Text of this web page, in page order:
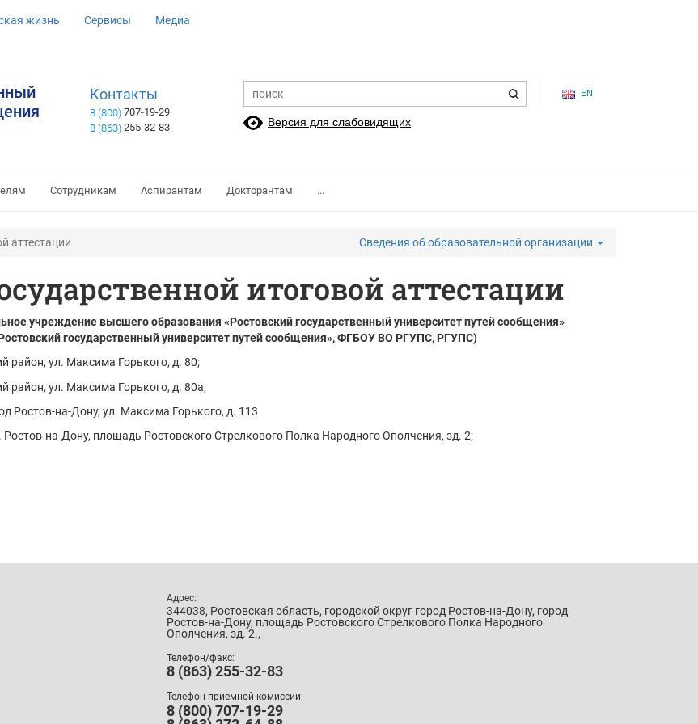
жизнь Сервисы Медиа
EN
Контакты
8 (800) 707-19-29
8 (863) 255-32-83 Версия для слабовидящих
Сотрудникам Аспирантам Докторантам ...
аттестации Сведения об образовательной организации
итоговой аттестации
учреждение высшего образования «Ростовский государственный университет путей сообщения»
государственный университет путей сообщения», ФГБОУ ВО РГУПС, РГУПС)
район, ул. Максима Горького, д. 80;
район, ул. Максима Горького, д. 80а;
Ростов-на-Дону, ул. Максима Горького, д. 113
Ростов-на-Дону, площадь Ростовского Стрелкового Полка Народного Ополчения, зд. 2;
Адрес:
344038, Ростовская область, городской округ город Ростов-на-Дону, город
Ростов-на-Дону, площадь Ростовского Стрелкового Полка Народного
Ополчения, зд. 2.,
Телефон/факс:
8 (863) 255-32-83
Телефон приемной комиссии:
8 (800) 707-19-29